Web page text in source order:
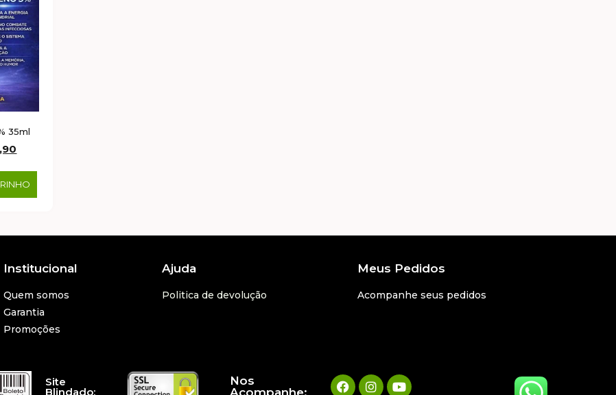
35ml
Institucional
Quem somos
Garantia
Promoções
Ajuda
Politica de devolução
Meus Pedidos
Acompanhe seus pedidos
Site
Blindado:
Nos